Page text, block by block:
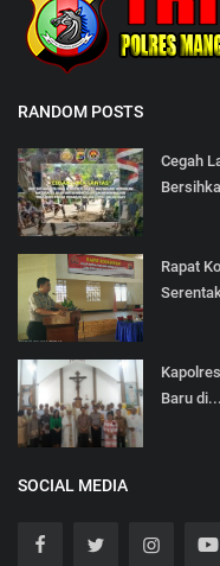
RANDOM POSTS
Cegah
Rapat
Baru di...
SOCIAL MEDIA